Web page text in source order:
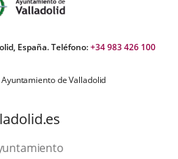
España. Teléfono:+34 983 426 100
de Valladolid